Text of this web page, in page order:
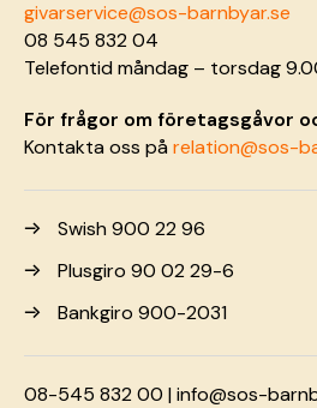
givarservice@sos-barnbyar.se
08 545 832 04
Telefontid måndag – torsdag
För frågor om företagsgåvor
Kontakta oss pårelation@sos-
Swish 900 22 96
Plusgiro 90 02 29-6
Bankgiro 900-2031
08-545 832 00 |info@sos-